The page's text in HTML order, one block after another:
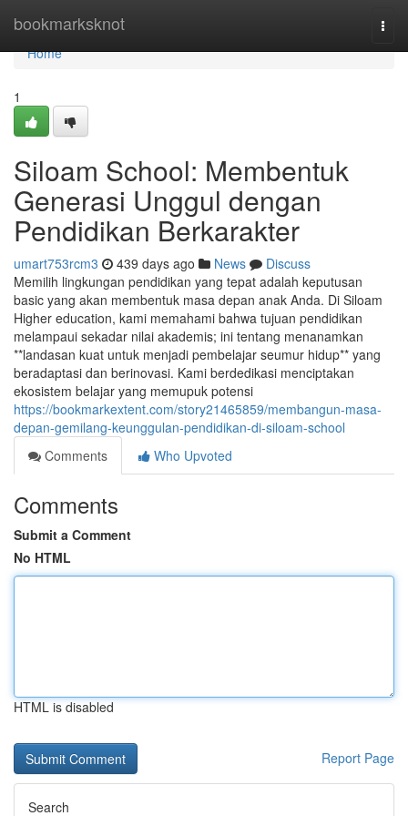
bookmarksknot
Home
Home
1
Siloam School: Membentuk
Generasi Unggul dengan
Pendidikan Berkarakter
umart753rcm3 439 days ago News
Discuss
Memilih lingkungan pendidikan yang tepat adalah keputusan
basic yang akan membentuk masa depan anak Anda. Di Siloam
Higher education, kami memahami bahwa tujuan pendidikan
melampaui sekadar nilai akademis; ini tentang menanamkan
**landasan kuat untuk menjadi pembelajar seumur hidup** yang
beradaptasi dan berinovasi. Kami berdedikasi menciptakan
ekosistem belajar yang memupuk potensi
https://bookmarkextent.com/story21465859/membangun-masa-
depan-gemilang-keunggulan-pendidikan-di-siloam-school
Comments
Who Upvoted
Comments
Submit a Comment
No HTML
HTML is disabled
Report Page
Search